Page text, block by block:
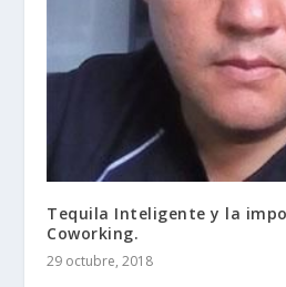
Tequila Inteligente y la
Coworking.
29 octubre, 2018